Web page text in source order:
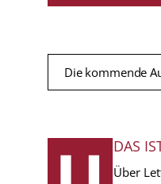
Die kommende
DAS
Über